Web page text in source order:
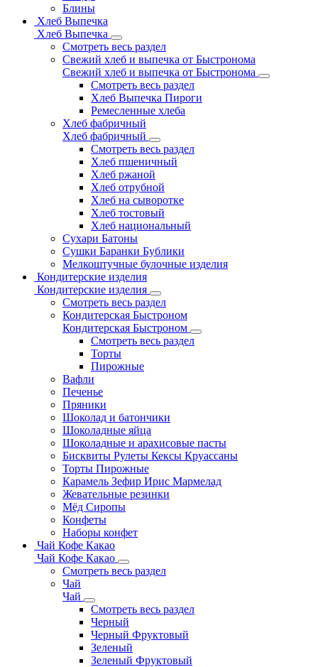
Блины
Хлеб Выпечка
Хлеб Выпечка
Смотреть весь раздел
Свежий хлеб и выпечка от Быстронома
Свежий хлеб и выпечка от Быстронома
Смотреть весь раздел
Хлеб Выпечка Пироги
Ремесленные хлеба
Хлеб фабричный
Хлеб фабричный
Смотреть весь раздел
Хлеб пшеничный
Хлеб ржаной
Хлеб отрубной
Хлеб на сыворотке
Хлеб тостовый
Хлеб национальный
Сухари Батоны
Сушки Баранки Бублики
Мелкоштучные булочные изделия
Кондитерские изделия
Кондитерские изделия
Смотреть весь раздел
Кондитерская Быстроном
Кондитерская Быстроном
Смотреть весь раздел
Торты
Пирожные
Вафли
Печенье
Пряники
Шоколад и батончики
Шоколадные яйца
Шоколадные и арахисовые пасты
Бисквиты Рулеты Кексы Круассаны
Торты Пирожные
Карамель Зефир Ирис Мармелад
Жевательные резинки
Мёд Сиропы
Конфеты
Наборы конфет
Чай Кофе Какао
Чай Кофе Какао
Смотреть весь раздел
Чай
Чай
Смотреть весь раздел
Черный
Черный Фруктовый
Зеленый
Зеленый Фруктовый